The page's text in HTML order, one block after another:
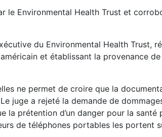
le Environmental Health Trust et
du Environmental Health Trust,
américain et établissant la provenance
ne permet de croire que la
juge a rejeté la demande de
la prétention d’un danger pour la santé
de téléphones portables les portent